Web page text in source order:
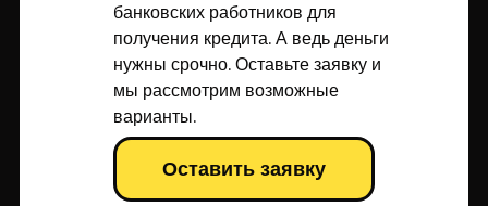
банковских работников для
получения кредита. А ведь деньги
нужны срочно. Оставьте заявку и
мы рассмотрим возможные
варианты.
Оставить заявку